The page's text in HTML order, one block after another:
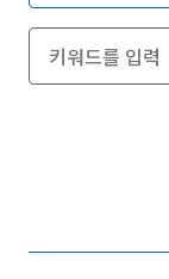
홋카이도 둘러보기
여행 테마로 검색
7개의 국립공원
절경을 만나는 여행
기초지식
Face